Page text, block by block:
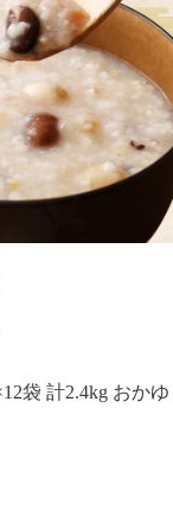
袋 計2.4kg おかゆ